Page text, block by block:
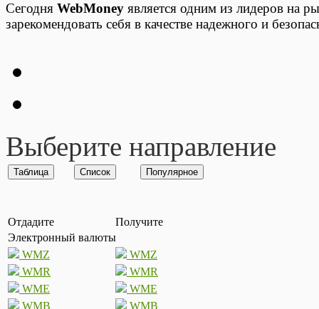
Сегодня WebMoney является одним из лидеров на
зарекомендовать себя в качестве надежного и
Выберите направление
Отдадите
Получите
Электронный валюты
WMZ
WMZ
WMR
WMR
WME
WME
WMB
WMB